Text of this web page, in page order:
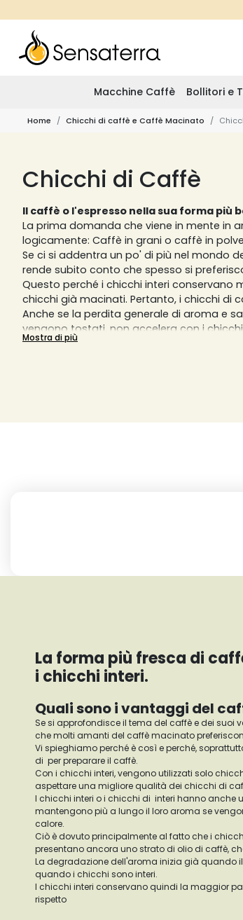
Macchine Caffè Bollitori e
Home Chicchi di caffè e Caffè Macinato
Chicchi di Caffè
Il caffè o l'espresso nella sua forma più
La prima domanda che viene in mente in
logicamente: Caffè in grani o caffè in
Se ci si addentra un po' di più nel mondo
rende subito conto che spesso si
Questo perché i chicchi interi conservano
chicchi già macinati. Pertanto, i chicchi di
Anche se la perdita generale di aroma e
vengono tostati, non accelera con i
verifica.
l'acquisto di caffè intero e di caffè in
caffè di diverse piccole torrefazioni
Mostra di più
La forma più fresca di caffè,
i chicchi interi.
Quali sono i vantaggi del
Se si approfondisce il tema del caffè e dei suoi
che molti amanti del caffè macinato
Vi spieghiamo perché è così e perché,
di per preparare il caffè.
Con i chicchi interi, vengono utilizzati solo
aspettare una migliore qualità dei chicchi di
I chicchi interi o i chicchi di interi hanno anche
mantengono più a lungo il loro aroma se
calore.
Ciò è dovuto principalmente al fatto che i
presentano ancora uno strato di olio di caffè,
La degradazione dell'aroma inizia già quando
quando i chicchi sono interi.
I chicchi interi conservano quindi la maggior
rispetto